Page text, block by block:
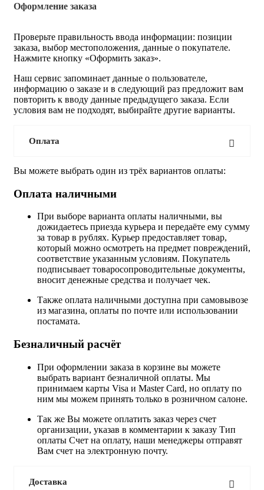
Оформление заказа
Проверьте правильность ввода информации: позиции
заказа, выбор местоположения, данные о покупателе.
Нажмите кнопку «Оформить заказ».
Наш сервис запоминает данные о пользователе,
информацию о заказе и в следующий раз предложит вам
повторить к вводу данные предыдущего заказа. Если
условия вам не подходят, выбирайте другие варианты.
Оплата
Вы можете выбрать один из трёх вариантов оплаты:
Оплата наличными
При выборе варианта оплаты наличными, вы
дожидаетесь приезда курьера и передаёте ему сумму
за товар в рублях. Курьер предоставляет товар,
который можно осмотреть на предмет повреждений,
соответствие указанным условиям. Покупатель
подписывает товаросопроводительные документы,
вносит денежные средства и получает чек.
Также оплата наличными доступна при самовывозе
из магазина, оплаты по почте или использовании
постамата.
Безналичный расчёт
При оформлении заказа в корзине вы можете
выбрать вариант безналичной оплаты. Мы
принимаем карты Visa и Master Card, но оплату по
ним мы можем принять только в розничном салоне.
Так же Вы можете оплатить заказ через счет
организации, указав в комментарии к заказу Тип
оплаты Счет на оплату, наши менеджеры отправят
Вам счет на электронную почту.
Доставка